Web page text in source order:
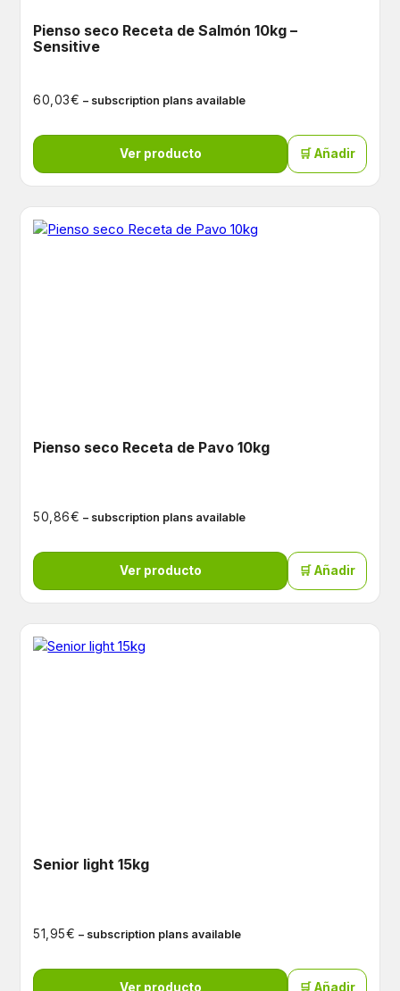
Pienso seco Receta de Salmón 10kg –
Sensitive
60,03€ – subscription plans available
Ver producto 🛒 Añadir
Pienso seco Receta de Pavo 10kg
50,86€ – subscription plans available
Ver producto 🛒 Añadir
Senior light 15kg
51,95€ – subscription plans available
Ver producto 🛒 Añadir